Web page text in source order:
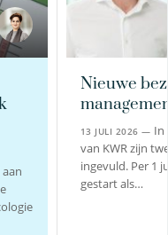
Nieuwe
13 JULI 2026 — In
van KWR zijn
ingevuld. Per 1
gestart als…